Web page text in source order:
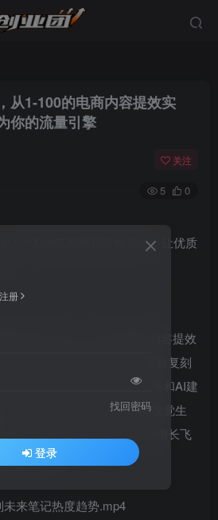
从1-100的电商内容提效实
你的流量引擎
关注
5 0
增长飞轮】从1-100的电商内容提效
、批量创作到竞品分析、爆款复刻
的“内容工厂”。比如，用飞书和AI建
笔记、甚至实现千人千面的视觉生
手，更能获得一套可复制的增长飞
流量引擎。
来笔记热度趋势.mp4
册
找回密码
登录